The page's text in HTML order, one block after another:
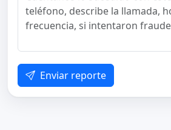
Enviar reporte